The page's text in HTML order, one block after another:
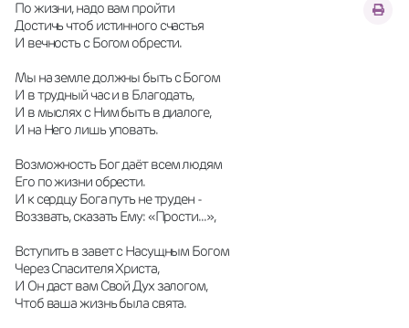
По жизни, надо вам пройти
Достичь чтоб истинного счастья
И вечность с Богом обрести.
Мы на земле должны быть с Богом
И в трудный час и в Благодать,
И в мыслях с Ним быть в диалоге,
И на Него лишь уповать.
Возможность Бог даёт всем людям
Его по жизни обрести.
И к сердцу Бога путь не труден -
Воззвать, сказать Ему: «Прости...»,
Вступить в завет с Насущным Богом
Через Спасителя Христа,
И Он даст вам Свой Дух залогом,
Чтоб ваша жизнь была свята.